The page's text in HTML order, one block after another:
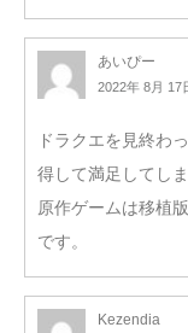
あいぴー
2022年 8月 17
ドラクエを見終わ
得して満足してし
原作ゲームは移植
です。
Kezendia